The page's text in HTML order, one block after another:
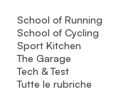
School of Running
School of Cycling
Sport Kitchen
The Garage
Tech & Test
Tutte le rubriche